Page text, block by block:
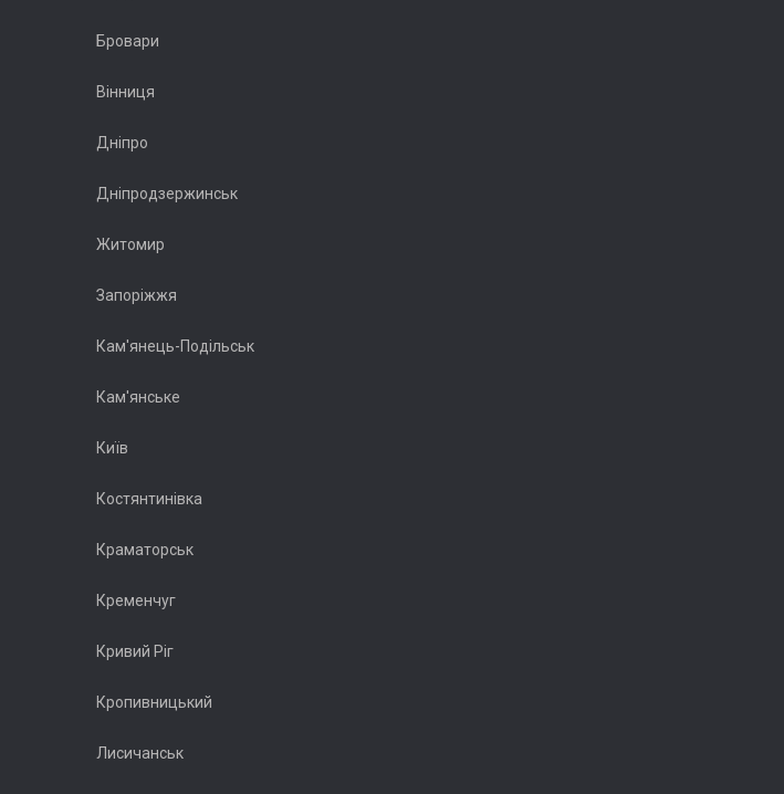
Бровари
Вінниця
Дніпро
Дніпродзержинськ
Житомир
Запоріжжя
Кам'янець-Подільськ
Кам'янське
Київ
Костянтинівка
Краматорськ
Кременчуг
Кривий Ріг
Кропивницький
Лисичанськ